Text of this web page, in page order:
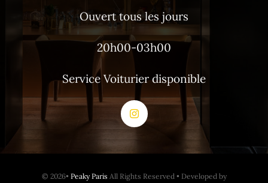
Ouvert tous les jours
20h00-03h00
Service Voiturier disponible
© 2026• Peaky Paris All Rights Reserved • Developed by